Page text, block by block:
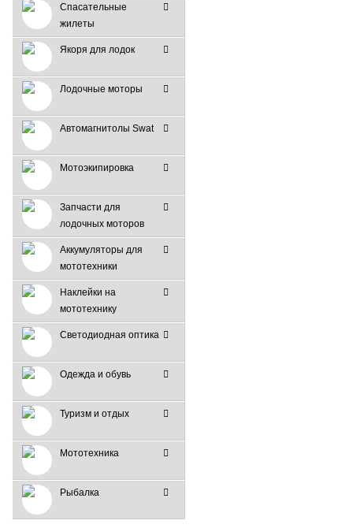
Спасательные
жилеты
Якоря для лодок
Лодочные моторы
Автомагнитолы Swat
Мотоэкипировка
Запчасти для
лодочных моторов
Аккумуляторы для
мототехники
Наклейки на
мототехнику
Светодиодная оптика
Одежда и обувь
Туризм и отдых
Мототехника
Рыбалка